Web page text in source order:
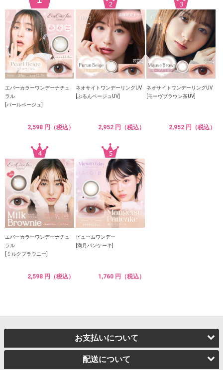
エバーカラーワンデーナチュ
ラル
[パールベージュ]
2,598 円（税込）
ネオサイトワンデーリングUV
[ぷるんベージュUV]
2,952 円（税込）
ネオサイトワンデーリングUV
[モーヴブラウン茶UV]
2,952 円（税込）
エバーカラーワンデーナチュ
ラル
[ミルクブラウニー]
2,598 円（税込）
ビュームワンデー
[満月パンケーキ]
1,760 円（税込）
お支払いについて
配送について